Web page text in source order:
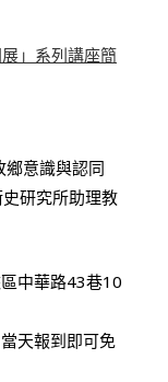
」系列講座簡
意識與認同
研究所助理教
中華路43巷10
天報到即可免